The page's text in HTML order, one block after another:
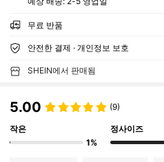
무료 반품
안전한 결제 · 개인정보 보호
SHEIN에서 판매됨
5.00 (9)
작은
1%
정사이즈